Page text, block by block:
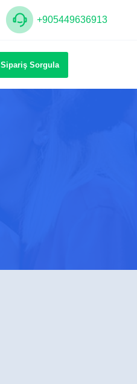
+905449636913
Sipariş Sorgula